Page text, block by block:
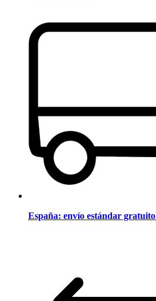
España: envío estándar gratuito